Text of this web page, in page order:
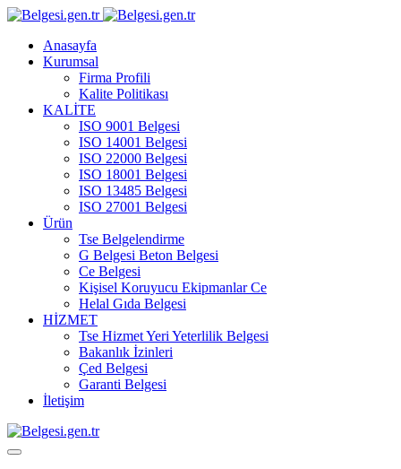
Anasayfa
Kurumsal
Firma Profili
Kalite Politikası
KALİTE
ISO 9001 Belgesi
ISO 14001 Belgesi
ISO 22000 Belgesi
ISO 18001 Belgesi
ISO 13485 Belgesi
ISO 27001 Belgesi
Ürün
Tse Belgelendirme
G Belgesi Beton Belgesi
Ce Belgesi
Kişisel Koruyucu Ekipmanlar Ce
Helal Gıda Belgesi
HİZMET
Tse Hizmet Yeri Yeterlilik Belgesi
Bakanlık İzinleri
Çed Belgesi
Garanti Belgesi
İletişim